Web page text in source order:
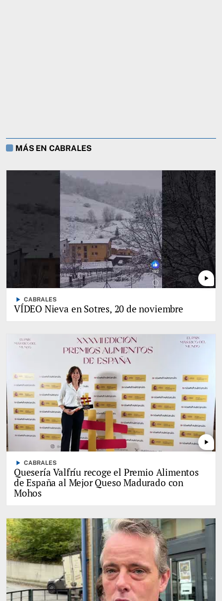
MÁS EN CABRALES
play_arrow
play_arrow CABRALES
VÍDEO Nieva en Sotres, 20 de noviembre
play_arrow
play_arrow CABRALES
Quesería Valfríu recoge el Premio Alimentos
de España al Mejor Queso Madurado con
Mohos